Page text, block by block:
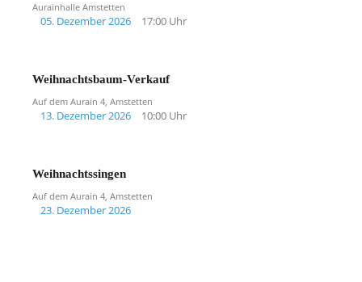
Aurainhalle Amstetten
05. Dezember 2026 17:00 Uhr
Weihnachtsbaum-Verkauf
Auf dem Aurain 4, Amstetten
13. Dezember 2026 10:00 Uhr
Weihnachtssingen
Auf dem Aurain 4, Amstetten
23. Dezember 2026